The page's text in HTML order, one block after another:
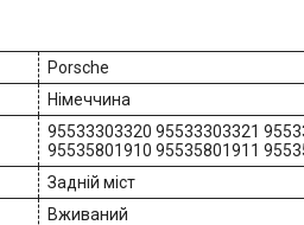
Porsche
Німеччина
95533303320 95533303321
95535801910 95535801911
Задній міст
Вживаний